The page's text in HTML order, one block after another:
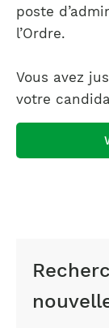
poste
l’Ordre.
Vous avez
votre